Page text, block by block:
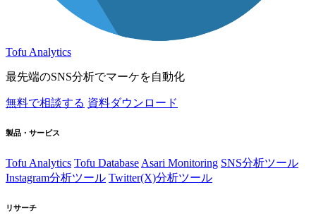
Tofu Analytics
最先端のSNS分析でマーケを自動化
無料で相談する 資料ダウンロード
製品・サービス
Tofu Analytics Tofu Database Asari Monitoring SNS分析ツール
Instagram分析ツール Twitter(X)分析ツール
リサーチ